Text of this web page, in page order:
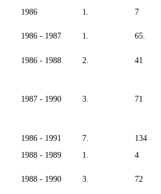
1986 1. 7
1986 - 1987 1. 65.
1986 - 1988 2. 41
1987 - 1990 3. 71
1986 - 1991 7. 134
1988 - 1989 1. 4
1988 - 1990 3. 72